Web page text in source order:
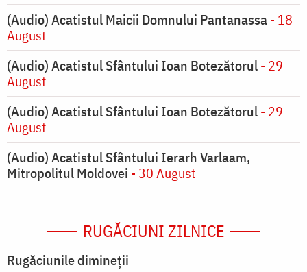
(Audio) Acatistul Maicii Domnului Pantanassa- 18
August
(Audio) Acatistul Sfântului Ioan Botezătorul- 29
August
(Audio) Acatistul Sfântului Ioan Botezătorul- 29
August
(Audio) Acatistul Sfântului Ierarh Varlaam,
Mitropolitul Moldovei - 30 August
RUGĂCIUNI ZILNICE
Rugăciunile dimineții